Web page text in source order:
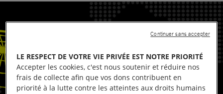
LE RESPECT DE VOTRE VIE PRIVÉE EST NOTRE PRIORITÉ
Accepter les cookies, c'est nous soutenir et réduire nos
frais de collecte afin que vos dons contribuent en
priorité à la lutte contre les atteintes aux droits humains
Continuer sans accepter